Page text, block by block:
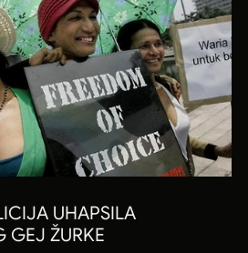
UHAPSILA
GEJ ŽURKE